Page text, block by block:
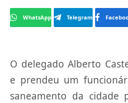
WhatsApp Telegram
O delegado Alberto
e prendeu um
saneamento da cidade